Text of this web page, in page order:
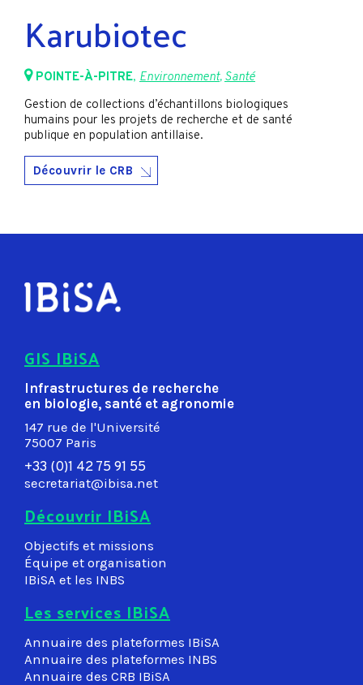
Karubiotec
POINTE-À-PITRE, Environnement,Santé
Gestion de collections d’échantillons biologiques
humains pour les projets de recherche et de santé
publique en population antillaise.
Découvrir le CRB
GIS IBiSA
Infrastructures de recherche
en biologie, santé et agronomie
147 rue de l'Université
75007 Paris
+33 (0)1 42 75 91 55
secretariat@ibisa.net
Découvrir IBiSA
Objectifs et missions
Équipe et organisation
IBiSA et les INBS
Les services IBiSA
Annuaire des plateformes IBiSA
Annuaire des plateformes INBS
Annuaire des CRB IBiSA